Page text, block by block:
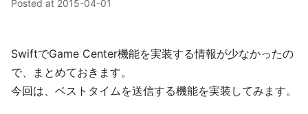
Posted at 2015-04-01
SwiftでGame Center機能を実装する情報が少なかったの
で、まとめておきます。
今回は、ベストタイムを送信する機能を実装してみます。